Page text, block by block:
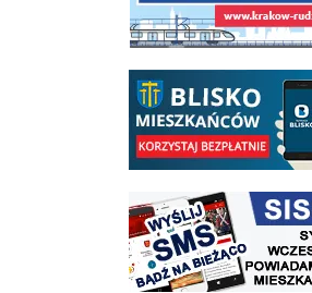
link do opisu aplikacji - BLISKO,
link do strony systemu wczesnego